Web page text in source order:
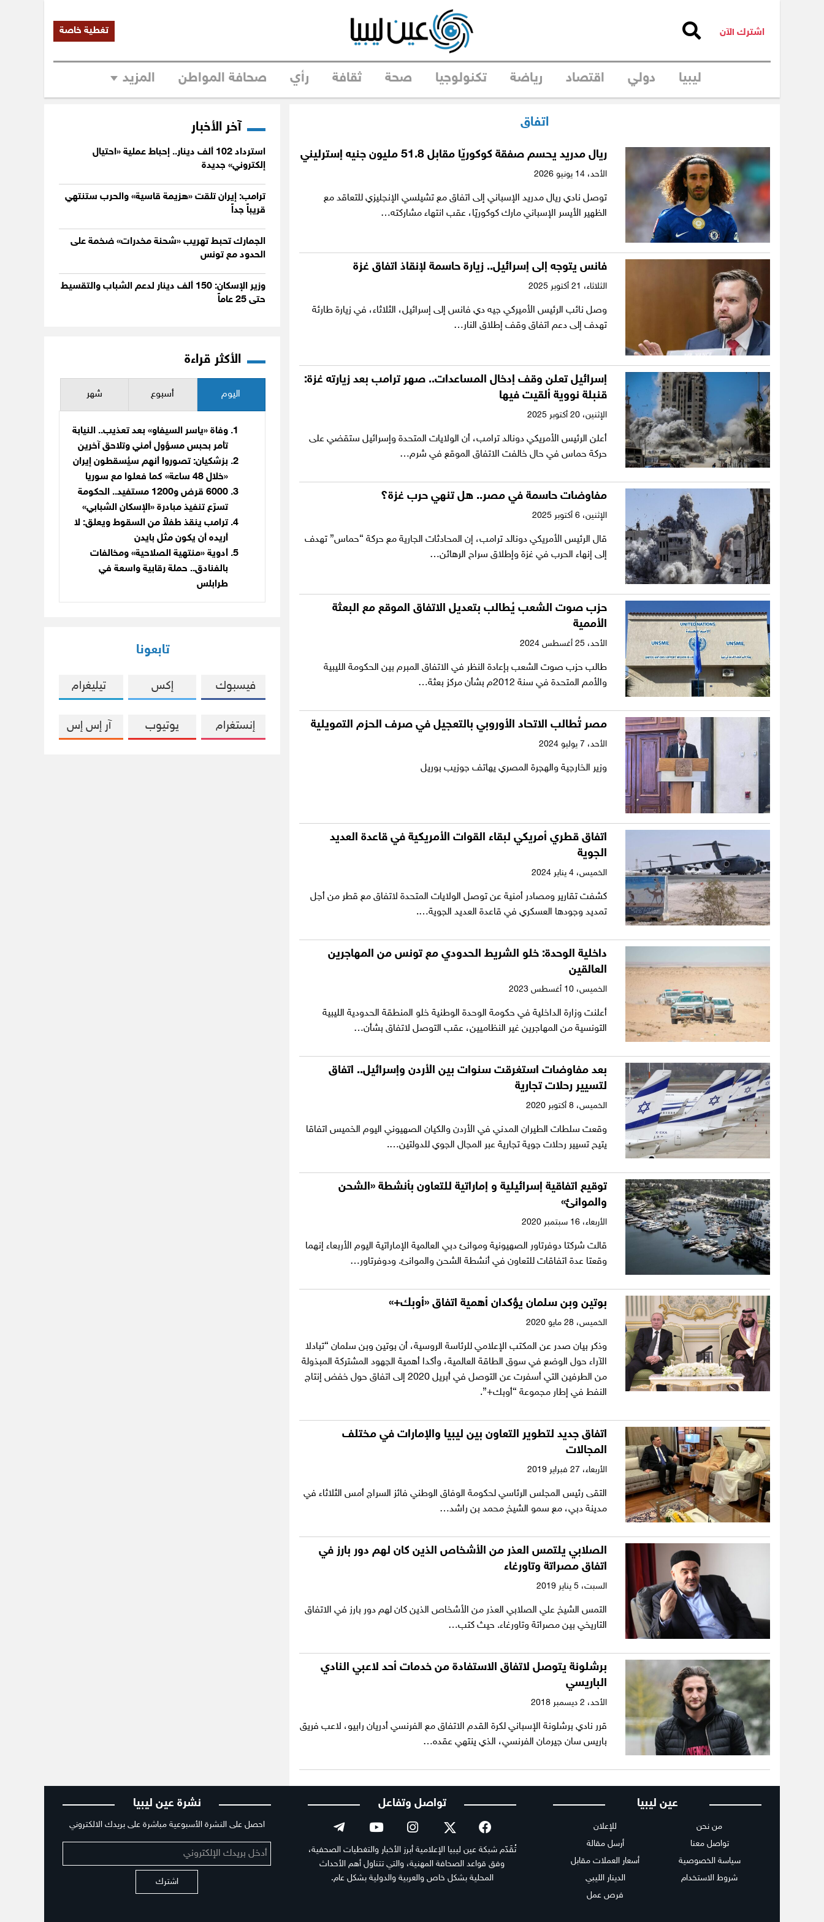
اشترك الآن تغطية خاصة
ليبيا دولي اقتصاد رياضة تكنولوجيا صحة ثقافة رأي صحافة المواطن المزيد
اتفاق
ريال مدريد يحسم صفقة كوكوريّا مقابل 51.8 مليون جنيه إسترليني
الأحد،
توصل نادي ريال مدريد الإسباني إلى اتفاق مع تشيلسي الإنجليزي للتعاقد مع
الظهير الأيسر الإسباني مارك كوكوريّا، عقب انتهاء مشاركته…
فانس يتوجه إلى إسرائيل.. زيارة حاسمة لإنقاذ اتفاق غزة
الثلاثاء،
وصل نائب الرئيس الأميركي جيه دي فانس إلى إسرائيل، الثلاثاء، في زيارة طارئة
تهدف إلى دعم اتفاق وقف إطلاق النار…
إسرائيل تعلن وقف إدخال المساعدات.. صهر ترامب بعد زيارته غزة:
قنبلة نووية ألقيت فيها
الإثنين،
أعلن الرئيس الأمريكي دونالد ترامب، أن الولايات المتحدة وإسرائيل ستقضي على
حركة حماس في حال خالفت الاتفاق الموقع في شرم…
مفاوضات حاسمة في مصر.. هل تنهي حرب غزة؟
الإثنين،
قال الرئيس الأمريكي دونالد ترامب، إن المحادثات الجارية مع حركة “حماس” تهدف
إلى إنهاء الحرب في غزة وإطلاق سراح الرهائن…
حزب صوت الشعب يُطالب بتعديل الاتفاق الموقع مع البعثة
الأممية
الأحد،
طالب حزب صوت الشعب بإعادة النظر في الاتفاق المبرم بين الحكومة الليبية
والأمم المتحدة في سنة 2012م بشأن مركز بعثة…
مصر تُطالب الاتحاد الأوروبي بالتعجيل في صرف الحزم التمويلية
الأحد،
وزير الخارجية والهجرة المصري يهاتف جوزيب بوريل
اتفاق قطري أمريكي لبقاء القوات الأمريكية في قاعدة العديد
الجوية
الخميس،
كشفت تقارير ومصادر أمنية عن توصل الولايات المتحدة لاتفاق مع قطر من أجل
تمديد وجودها العسكري في قاعدة العديد الجوية….
داخلية الوحدة: خلو الشريط الحدودي مع تونس من المهاجرين
العالقين
الخميس،
أعلنت وزارة الداخلية في حكومة الوحدة الوطنية خلو المنطقة الحدودية الليبية
التونسية من المهاجرين غير النظاميين، عقب التوصل لاتفاق بشأن…
بعد مفاوضات استغرقت سنوات بين الأردن وإسرائيل.. اتفاق
لتسيير رحلات تجارية
الخميس،
وقعت سلطات الطيران المدني في الأردن والكيان الصهيوني اليوم الخميس اتفاقا
يتيح تسيير رحلات جوية تجارية عبر المجال الجوي للدولتين….
توقيع اتفاقية إسرائيلية و إماراتية للتعاون بأنشطة «الشحن
والموانئ»
الأربعاء،
قالت شركتا دوفرتاور الصهيونية وموانئ دبي العالمية الإماراتية اليوم الأربعاء إنهما
وقعتا عدة اتفاقات للتعاون في أنشطة الشحن والموانئ. ودوفرتاور…
بوتين وبن سلمان يؤكدان أهمية اتفاق «أوبك+»
الخميس،
وذكر بيان صدر عن المكتب الإعلامي للرئاسة الروسية، أن بوتين وبن سلمان “تبادلا
الآراء حول الوضع في سوق الطاقة العالمية، وأكدا أهمية الجهود المشتركة المبذولة
من الطرفين التي أسفرت عن التوصل في أبريل 2020 إلى اتفاق حول خفض إنتاج
النفط في إطار مجموعة “أوبك+”.
اتفاق جديد لتطوير التعاون بين ليبيا والإمارات في مختلف
المجالات
الأربعاء،
التقى رئيس المجلس الرئاسي لحكومة الوفاق الوطني فائز السراج أمس الثلاثاء في
مدينة دبي، مع سمو الشيخ محمد بن راشد…
الصلابي يلتمس العذر من الأشخاص الذين كان لهم دور بارز في
اتفاق مصراتة وتاورغاء
السبت،
التمس الشيخ علي الصلابي العذر من الأشخاص الذين كان لهم دور بارز في الاتفاق
التاريخي بين مصراتة وتاورغاء. حيث كتب…
برشلونة يتوصل لاتفاق الاستفادة من خدمات أحد لاعبي النادي
الباريسي
الأحد،
قرر نادي برشلونة الإسباني لكرة القدم الاتفاق مع الفرنسي أدريان رابيو، لاعب فريق
باريس سان جيرمان الفرنسي، الذي ينتهي عقده…
آخر الأخبار
استرداد 102 ألف دينار.. إحباط عملية «احتيال
إلكتروني» جديدة
ترامب: إيران تلقت «هزيمة قاسية» والحرب ستنتهي
قريباً جداً
الجمارك تحبط تهريب «شحنة مخدرات» ضخمة على
الحدود مع تونس
وزير الإسكان: 150 ألف دينار لدعم الشباب والتقسيط
حتى 25 عاماً
الأكثر قراءة
اليوم أسبوع شهر
وفاة «ياسر السيفاو» بعد تعذيب.. النيابة
تأمر بحبس مسؤول أمني وتلاحق آخرين
بزشكيان: تصوروا أنهم سيُسقطون إيران
«خلال 48 ساعة» كما فعلوا مع سوريا
6000 قرض و1200 مستفيد.. الحكومة
تسرّع تنفيذ مبادرة «الإسكان الشبابي»
ترامب ينقذ طفلاً من السقوط ويعلق: لا
أريده أن يكون مثل بايدن
أدوية «منتهية الصلاحية» ومخالفات
بالفنادق.. حملة رقابية واسعة في
طرابلس
تابعونا
فيسبوك إكس تيليغرام
إنستغرام يوتيوب آر إس إس
عين ليبيا
من نحن
تواصل معنا
سياسة الخصوصية
شروط الاستخدام
للإعلان
أرسل مقالة
أسعار العملات مقابل
الدينار الليبي
فرص عمل
تواصل وتفاعل
تُقَدّم شبكة عين ليبيا الإعلامية أبرز الأخبار والتغطيات الصحفية،
وفق قواعد الصحافة المهنية، والتي تتناول أهم الأحداث
المحلية بشكل خاص والعربية والدولية بشكل عام.
نشرة عين ليبيا
احصل على النشرة الأسبوعية مباشرة على بريدك الالكتروني
اشترك